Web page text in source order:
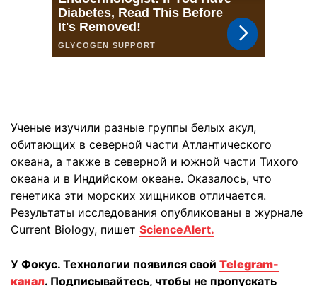
Ученые изучили разные группы белых акул,
обитающих в северной части Атлантического
океана, а также в северной и южной части Тихого
океана и в Индийском океане. Оказалось, что
генетика эти морских хищников отличается.
Результаты исследования опубликованы в журнале
Current Biology, пишет ScienceAlert.
У Фокус. Технологии появился свой Telegram-
канал. Подписывайтесь, чтобы не пропускать